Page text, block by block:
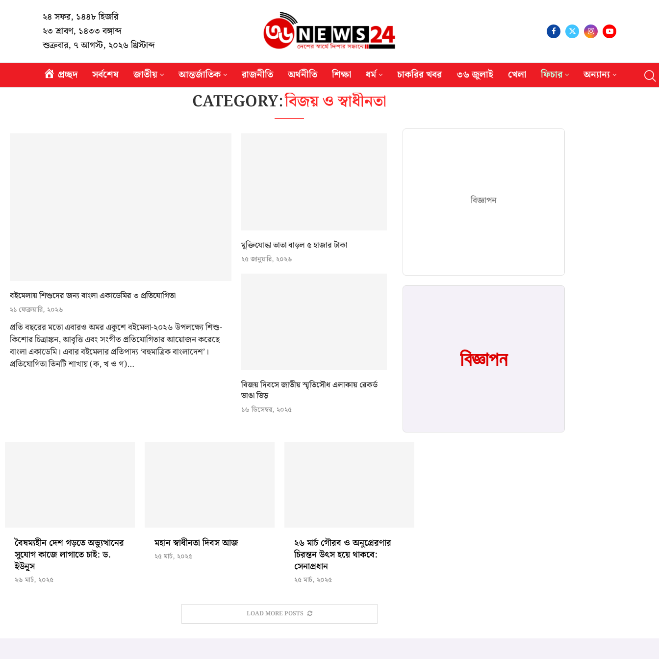
২৪ সফর, ১৪৪৮ হিজরি
২৩ শ্রাবণ, ১৪৩৩ বঙ্গাব্দ
শুক্রবার, ৭ আগস্ট, ২০২৬ খ্রিস্টাব্দ
প্রচ্ছদ সর্বশেষ জাতীয় আন্তর্জাতিক রাজনীতি অর্থনীতি শিক্ষা ধর্ম চাকরির খবর ৩৬ জুলাই খেলা ফিচার অন্যান্য
CATEGORY:বিজয় ও স্বাধীনতা
বইমেলায় শিশুদের জন্য বাংলা একাডেমির ৩ প্রতিযোগিতা
২১ ফেব্রুয়ারি, ২০২৬
প্রতি বছরের মতো এবারও অমর একুশে বইমেলা-২০২৬ উপলক্ষ্যে শিশু-
কিশোর চিত্রাঙ্কন, আবৃত্তি এবং সংগীত প্রতিযোগিতার আয়োজন করেছে
বাংলা একাডেমি। এবার বইমেলার প্রতিপাদ্য ‘বহুমাত্রিক বাংলাদেশ’।
প্রতিযোগিতা তিনটি শাখায় (ক, খ ও গ)…
মুক্তিযোদ্ধা ভাতা বাড়ল ৫ হাজার টাকা
২৫ জানুয়ারি, ২০২৬
বিজয় দিবসে জাতীয় স্মৃতিসৌধ এলাকায় রেকর্ড
ভাঙা ভিড়
১৬ ডিসেম্বর, ২০২৫
বিজ্ঞাপন
বিজ্ঞাপন
বৈষম্যহীন দেশ গড়তে অভ্যুত্থানের
সুযোগ কাজে লাগাতে চাই: ড.
ইউনূস
২৬ মার্চ, ২০২৫
মহান স্বাধীনতা দিবস আজ
২৫ মার্চ, ২০২৫
২৬ মার্চ গৌরব ও অনুপ্রেরণার
চিরন্তন উৎস হয়ে থাকবে:
সেনাপ্রধান
২৫ মার্চ, ২০২৫
LOAD MORE POSTS